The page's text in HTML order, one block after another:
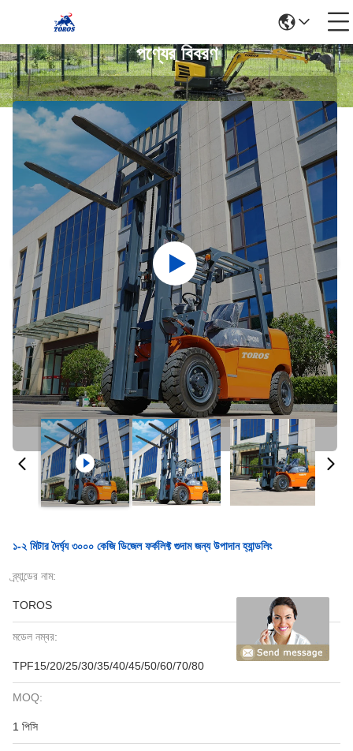
পণ্যের বিবরণ
১-২ মিটার দৈর্ঘ্য ৩০০০ কেজি ডিজেল ফর্কলিফ্ট গুদাম জন্য উপাদান হ্যান্ডলিং
ব্র্যান্ডের নাম:
TOROS
মডেল নম্বর:
TPF15/20/25/30/35/40/45/50/60/70/80
MOQ:
1 পিসি